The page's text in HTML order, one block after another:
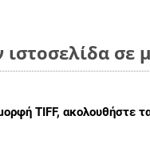
σε
TIFF, ακολουθήστε